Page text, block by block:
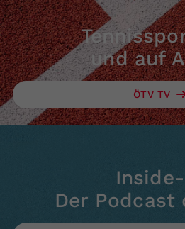
und auf
ÖTV TV
Der Podcast